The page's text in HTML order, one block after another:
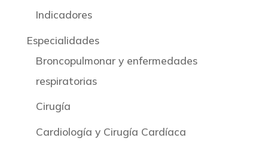
Indicadores
Especialidades
Broncopulmonar y enfermedades
respiratorias
Cirugía
Cardiología y Cirugía Cardíaca